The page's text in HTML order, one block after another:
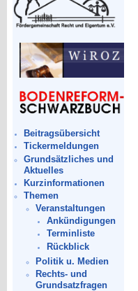
Beitragsübersicht
Tickermeldungen
Grundsätzliches und
Aktuelles
Kurzinformationen
Themen
Veranstaltungen
Ankündigungen
Terminliste
Rückblick
Politik u. Medien
Rechts- und
Grundsatzfragen